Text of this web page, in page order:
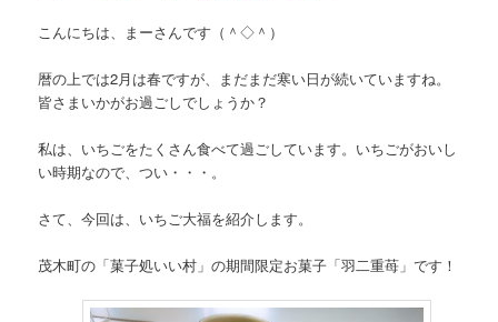
こんにちは、まーさんです（＾◇＾）
暦の上では2月は春ですが、まだまだ寒い日が続いていますね。
皆さまいかがお過ごしでしょうか？
私は、いちごをたくさん食べて過ごしています。いちごがおいし
い時期なので、つい・・・。
さて、今回は、いちご大福を紹介します。
茂木町の「菓子処いい村」の期間限定お菓子「羽二重苺」です！